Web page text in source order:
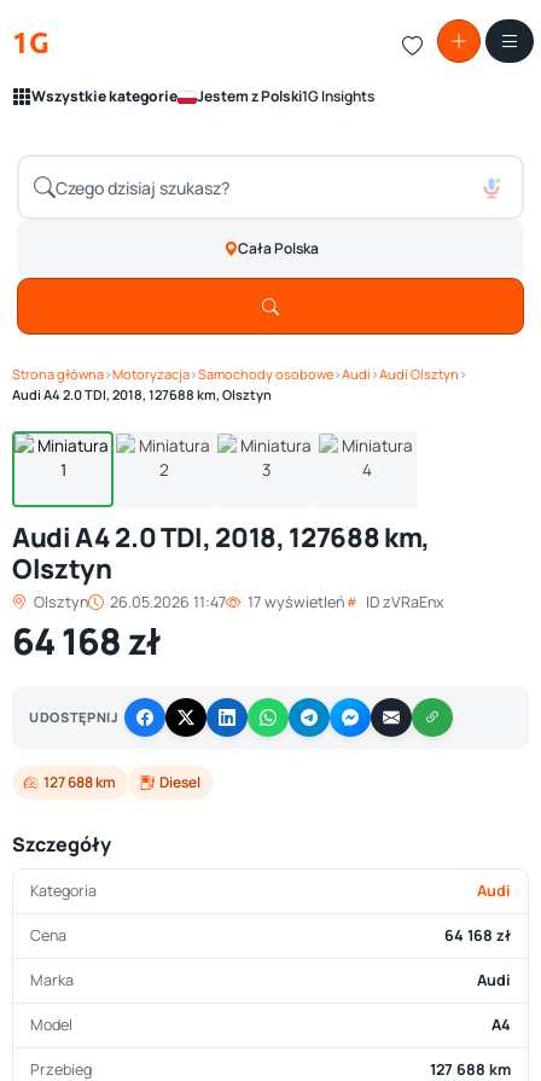
1G
Wszystkie kategorie Jestem z Polski1G Insights
Cała Polska
Strona główna›Motoryzacja›Samochody osobowe›Audi ›Audi Olsztyn ›
Audi A4 2.0 TDI, 2018, 127688 km, Olsztyn
1/ 4 Zobacz galerię
Audi A4 2.0 TDI, 2018, 127688 km,
Olsztyn
Olsztyn 26.05.2026 11:47 17 wyświetleń ID zVRaEnx
64 168 zł
UDOSTĘPNIJ
127 688 km Diesel
Szczegóły
Kategoria Audi
Cena 64 168 zł
Marka Audi
Model A4
Przebieg 127 688 km